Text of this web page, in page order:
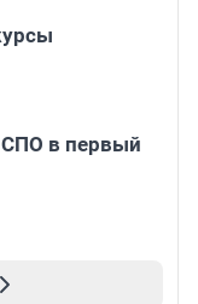
СПО в первый